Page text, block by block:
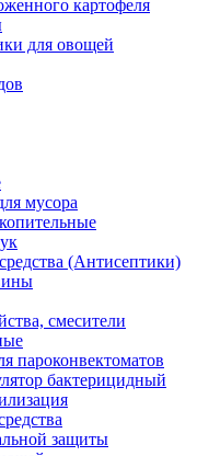
картофеля
для овощей
мусора
(Антисептики)
смесители
пароконвектоматов
бактерицидный
защиты